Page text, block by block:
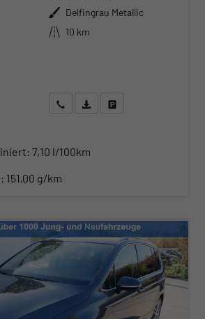
Außenfarbe Delfingrau Metallic
Kilometerstand
10 km
Wir rufen Sie anAngebot drucken (PDF)
7,10 l/100km
151,00 g/km